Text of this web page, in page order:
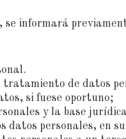
se informará
de datos
si fuese oportuno;
y la base
personales, en su